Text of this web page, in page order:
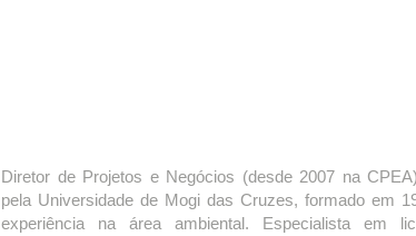
Diretor de Projetos e Negócios (desde 2007 na
pela Universidade de Mogi das Cruzes, formado em
experiência na área ambiental. Especialista em